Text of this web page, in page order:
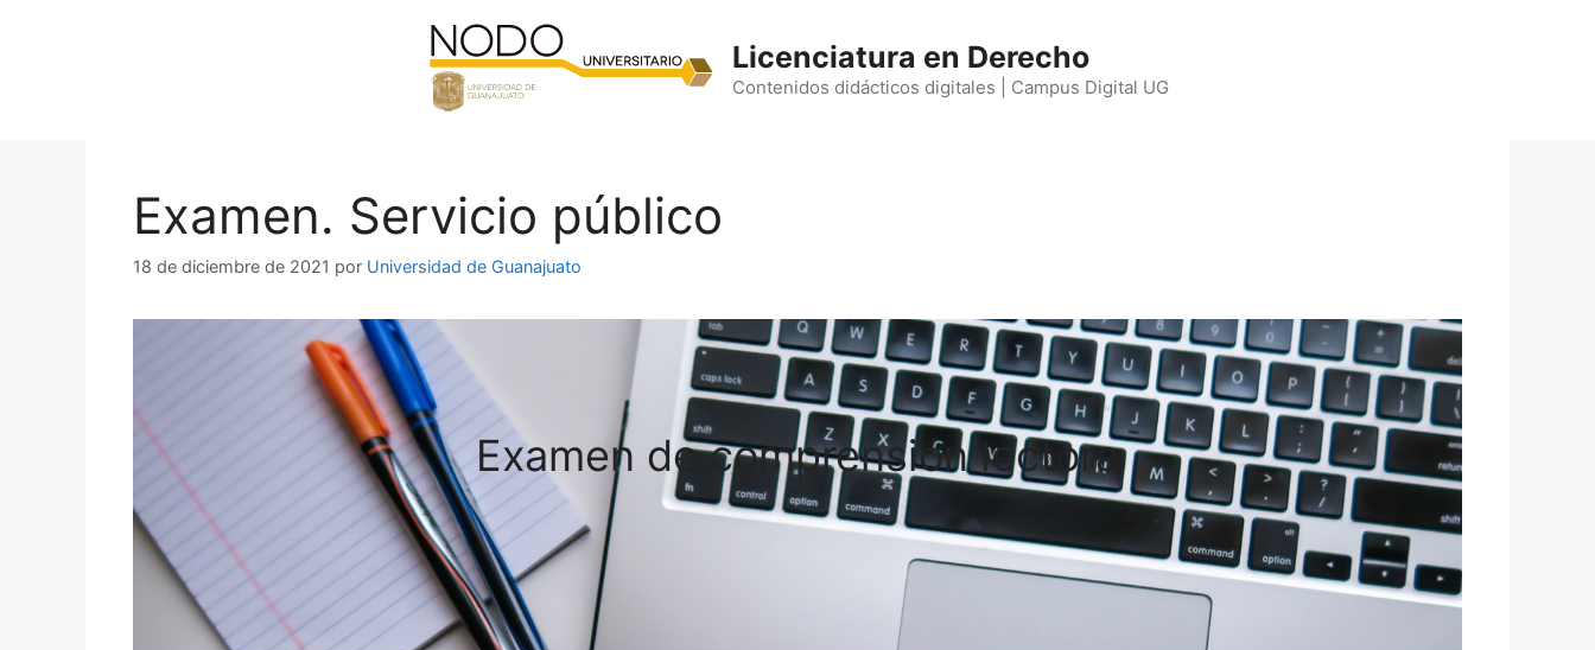
Licenciatura en Derecho
Contenidos didácticos digitales | Campus Digital UG
Examen. Servicio público
18 de diciembre de 2021 por Universidad de Guanajuato
Examen de comprensión lectora